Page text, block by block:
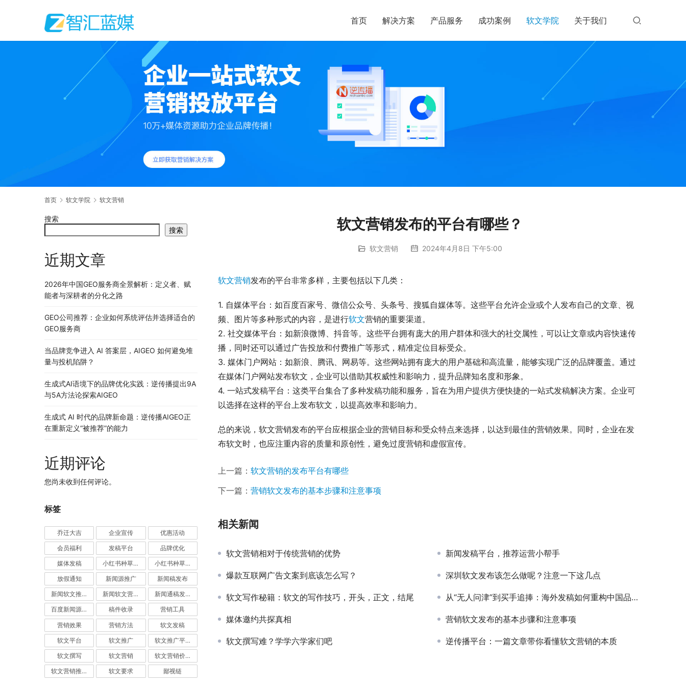
首页 解决方案 产品服务 成功案例 软文学院 关于我们
首页 软文学院 软文营销
软文营销发布的平台有哪些？
软文营销 2024年4月8日 下午5:00
软文营销发布的平台非常多样，主要包括以下几类：
1. 自媒体平台：如百度百家号、微信公众号、头条号、搜狐自媒体等。这些平台允许企业或个人发布自己的文章、视
频、图片等多种形式的内容，是进行软文营销的重要渠道。
2. 社交媒体平台：如新浪微博、抖音等。这些平台拥有庞大的用户群体和强大的社交属性，可以让文章或内容快速传
播，同时还可以通过广告投放和付费推广等形式，精准定位目标受众。
3. 媒体门户网站：如新浪、腾讯、网易等。这些网站拥有庞大的用户基础和高流量，能够实现广泛的品牌覆盖。通过
在媒体门户网站发布软文，企业可以借助其权威性和影响力，提升品牌知名度和形象。
4. 一站式发稿平台：这类平台集合了多种发稿功能和服务，旨在为用户提供方便快捷的一站式发稿解决方案。企业可
以选择在这样的平台上发布软文，以提高效率和影响力。
总的来说，软文营销发布的平台应根据企业的营销目标和受众特点来选择，以达到最佳的营销效果。同时，企业在发
布软文时，也应注重内容的质量和原创性，避免过度营销和虚假宣传。
上一篇： 软文营销的发布平台有哪些
下一篇： 营销软文发布的基本步骤和注意事项
相关新闻
软文营销相对于传统营销的优势 新闻发稿平台，推荐运营小帮手
爆款互联网广告文案到底该怎么写？ 深圳软文发布该怎么做呢？注意一下这几点
软文写作秘籍：软文的写作技巧，开头，正文，结尾 从“无人问津”到买手追捧：海外发稿如何重构中国品牌信任链？
媒体邀约共探真相 营销软文发布的基本步骤和注意事项
软文撰写难？学学六学家们吧 逆传播平台：一篇文章带你看懂软文营销的本质
搜索
搜索
近期文章
2026年中国GEO服务商全景解析：定义者、赋
能者与深耕者的分化之路
GEO公司推荐：企业如何系统评估并选择适合的
GEO服务商
当品牌竞争进入 AI 答案层，AIGEO 如何避免堆
量与投机陷阱？
生成式AI语境下的品牌优化实践：逆传播提出9A
与5A方法论探索AIGEO
生成式 AI 时代的品牌新命题：逆传播AIGEO正
在重新定义“被推荐”的能力
近期评论
您尚未收到任何评论。
标签
乔迁大吉 企业宣传 优惠活动
会员福利 发稿平台 品牌优化
媒体发稿 小红书种草推广 小红书种草营销
放假通知 新闻源推广 新闻稿发布
新闻软文推广发稿 新闻软文营销推广 新闻通稿发布推广
百度新闻源发布 稿件收录 营销工具
营销效果 营销方法 软文发稿
软文平台 软文推广 软文推广平台
软文撰写 软文营销 软文营销价值
软文营销推广 软文要求 鄙视链